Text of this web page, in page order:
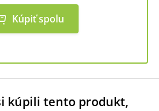
Kúpiť spolu
kúpili tento produkt,